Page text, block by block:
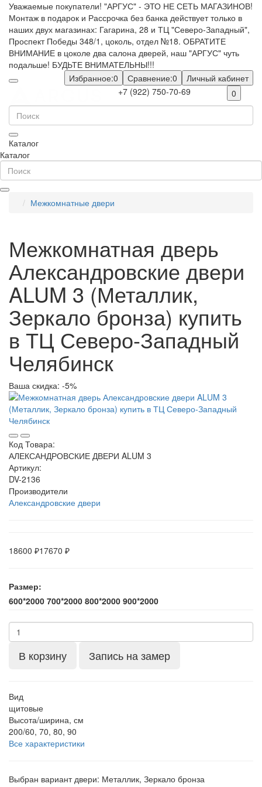
Уважаемые покупатели! "АРГУС" - ЭТО НЕ СЕТЬ МАГАЗИНОВ!
Монтаж в подарок и Рассрочка без банка действует только в
наших двух магазинах: Гагарина, 28 и ТЦ "Северо-Западный",
Проспект Победы 348/1, цоколь, отдел №18. ОБРАТИТЕ
ВНИМАНИЕ в цоколе два салона дверей, наш "АРГУС" чуть
подальше! БУДЬТЕ ВНИМАТЕЛЬНЫ!!!
Личный кабинет
Сравнение:0
Избранное:0
+7 (922) 750-70-69
0
Каталог
Каталог
Межкомнатные двери
Межкомнатная дверь
Александровские двери
ALUM 3 (Металлик,
Зеркало бронза) купить
в ТЦ Северо-Западный
Челябинск
Ваша скидка: -5%
Код Товара:
АЛЕКСАНДРОВСКИЕ ДВЕРИ ALUM 3
Артикул:
DV-2136
Производители
Александровские двери
18600 ₽17670 ₽
Размер:
600*2000 700*2000 800*2000 900*2000
В корзину Запись на замер
Вид
щитовые
Высота/ширина, см
200/60, 70, 80, 90
Все характеристики
Выбран вариант двери: Металлик, Зеркало бронза